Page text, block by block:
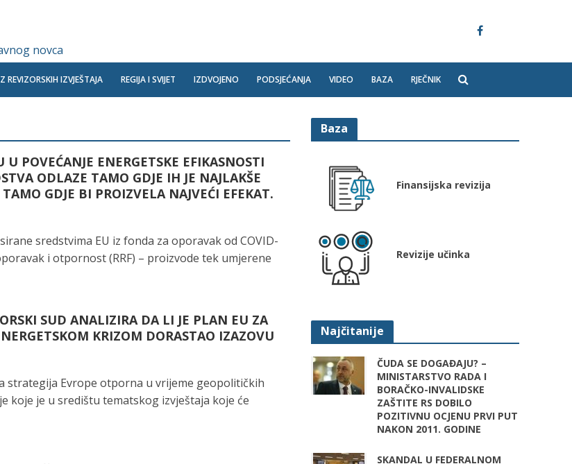
novca
REVIZORSKIH IZVJEŠTAJA REGIJA I SVIJET IZDVOJENO PODSJEĆANJA VIDEO BAZA RJEČNIK
U POVEĆANJE ENERGETSKE EFIKASNOSTI
ODLAZE TAMO GDJE IH JE NAJLAKŠE
GDJE BI PROIZVELA NAJVEĆI EFEKAT.
sredstvima EU iz fonda za oporavak od COVID-
i otpornost (RRF) – proizvode tek umjerene
SUD ANALIZIRA DA LI JE PLAN EU ZA
KRIZOM DORASTAO IZAZOVU
strategija Evrope otporna u vrijeme geopolitičkih
koje je u središtu tematskog izvještaja koje će
Baza
Finansijska revizija
Revizije učinka
Najčitanije
ČUDA SE DOGAĐAJU? –
MINISTARSTVO RADA I
BORAČKO-INVALIDSKE
ZAŠTITE RS DOBILO
POZITIVNU OCJENU PRVI PUT
NAKON 2011. GODINE
SKANDAL U FEDERALNOM